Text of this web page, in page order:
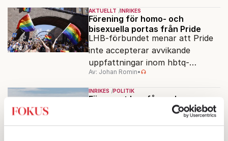
kraft under valrörelsens sista
dagar.
AKTUELLT INRIKES
Förening för homo- och
bisexuella portas från Pride
LHB-förbundet menar att Pride
inte accepterar avvikande
uppfattningar inom hbtq-
rörelsen. "Vi har inga problem
med transpersoner", säger
ordföranden Linn Saarinen.
Av: Johan Romin•
INRIKES POLITIK
Försvaret kan få runda